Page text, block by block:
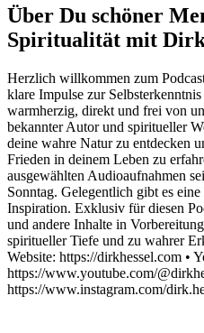
Über Du schöner
Spiritualität mit Dirk
Herzlich willkommen zum
klare Impulse zur
warmherzig, direkt und frei von
bekannter Autor und spiritueller
deine wahre Natur zu entdecken
Frieden in deinem Leben zu
ausgewählten Audioaufnahmen
Sonntag. Gelegentlich gibt es
Inspiration. Exklusiv für diesen
und andere Inhalte in
spiritueller Tiefe und zu wahrer
Website: https://dirkhessel.com •
https://www.youtube.com/
https://www.instagram.com/